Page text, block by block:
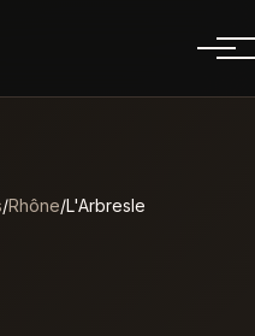
/Rhône/L'Arbresle